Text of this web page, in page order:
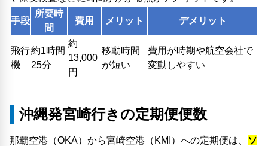
手段
所要時
間
費用 メリット デメリット
飛行
機
約1時間
25分
約
13,000
円
移動時間
が短い
費用が時期や航空会社で
変動しやすい
沖縄発宮崎行きの定期便便数
那覇空港（OKA）から宮崎空港（KMI）への定期便は、
ソ